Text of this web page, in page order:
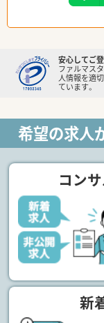
安心してご
ファルマス
人情報を適
ています。
希望の求人
コン
新